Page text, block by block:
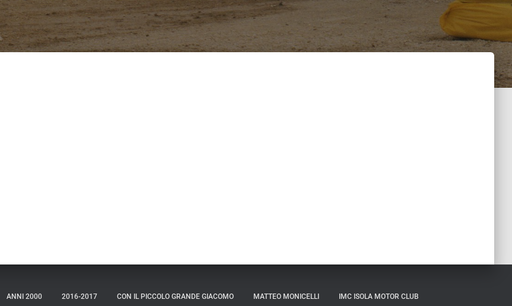
ANNI 2000 2016-2017 CON IL PICCOLO GRANDE GIACOMO MATTEO MONICELLI IMC ISOLA MOTOR CLUB